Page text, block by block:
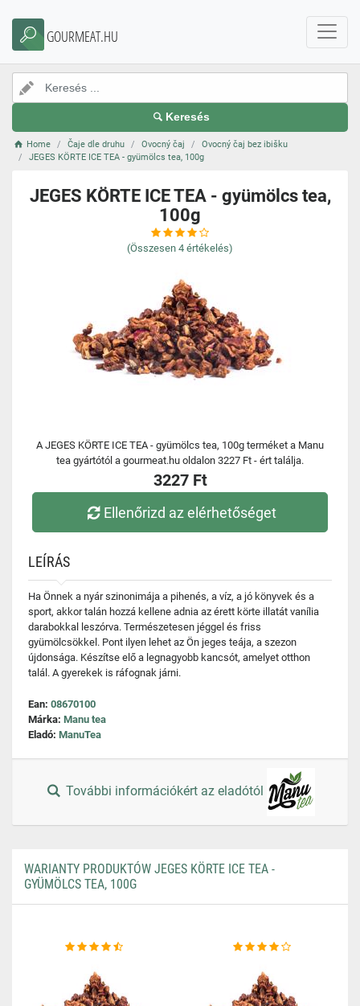
GOURMEAT.HU
Keresés
Home Čaje dle druhu Ovocný čaj
Ovocný čaj bez ibišku
JEGES KÖRTE ICE TEA - gyümölcs tea, 100g
JEGES KÖRTE ICE TEA - gyümölcs tea,
100g
(Összesen 4 értékelés)
A JEGES KÖRTE ICE TEA - gyümölcs tea, 100g terméket a Manu
tea gyártótól a gourmeat.hu oldalon 3227 Ft - ért találja.
3227 Ft
Ellenőrizd az elérhetőséget
LEÍRÁS
Ha Önnek a nyár szinonimája a pihenés, a víz, a jó könyvek és a
sport, akkor talán hozzá kellene adnia az érett körte illatát vanília
darabokkal leszórva. Természetesen jéggel és friss
gyümölcsökkel. Pont ilyen lehet az Ön jeges teája, a szezon
újdonsága. Készítse elő a legnagyobb kancsót, amelyet otthon
talál. A gyerekek is ráfognak járni.
Ean: 08670100
Márka: Manu tea
Eladó: ManuTea
További információkért az eladótól
WARIANTY PRODUKTÓW JEGES KÖRTE ICE TEA -
GYÜMÖLCS TEA, 100G